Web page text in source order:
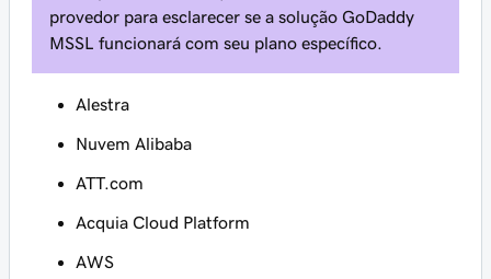
provedor para esclarecer se a solução GoDaddy
MSSL funcionará com seu plano específico.
Alestra
Nuvem Alibaba
ATT.com
Acquia Cloud Platform
AWS